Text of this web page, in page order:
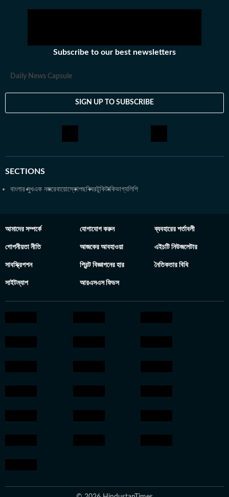
Subscribe to our best newsletters
Daily News Capsule
SIGN UP TO SUBSCRIBE
SECTIONS
বাংলার মুখএক নজরেবায়োস্কোপছবিঘরটুকিটাকিভাগ্যলিপি
আমাদের সম্পর্কে যোগাযোগ করুন ব্যবহারের শর্তাবলী
গোপনীয়তা নীতি আজকের আবহাওয়া এইচটি নিউজলেটার
সাবস্ক্রিপশন প্রিন্ট বিজ্ঞাপনের হার নৈতিকতার বিধি
সাইটম্যাপ আরএসএস ফিডস